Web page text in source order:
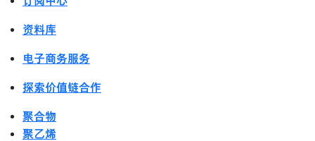
资料库
电子商务服务
探索价值链合作
聚合物
聚乙烯